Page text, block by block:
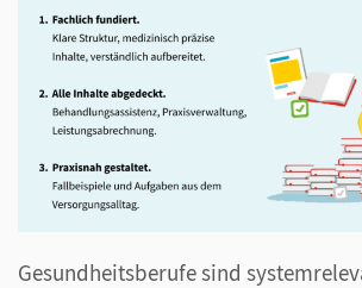
Gesundheitsberufe sind